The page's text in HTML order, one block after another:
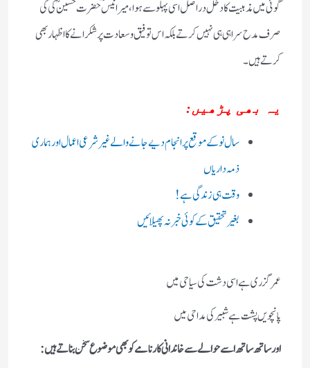
گوئی میں مذہبیت کا دخل دراصل اسی پہلو سے ہوا، میر انیسؔ حضرت حسینؓ کی کی
صرف مدح سراہی ہی نہیں کرتے بلکہ اس توفیق و سعادت پر شکرانے کا اظہار بھی
کرتے ہیں ۔
یہ بھی پڑھیں:
سال نو کے موقع پر انجام دیے جانے والے غیر شرعی اعمال اور ہماری
ذمہ داریاں
وقت ہی زندگی ہے !
بغیر تحقیق کے کوئی خبر نہ پھیلائیں
عمر گزری ہے اسی دشت کی سیاحی میں
پانچویں پشت ہے شبیر کی مداحی میں
اور ساتھ ساتھ اسے حوالے سے خاندانی کارنامے کو بھی موضوع سخن بناتے ہیں: